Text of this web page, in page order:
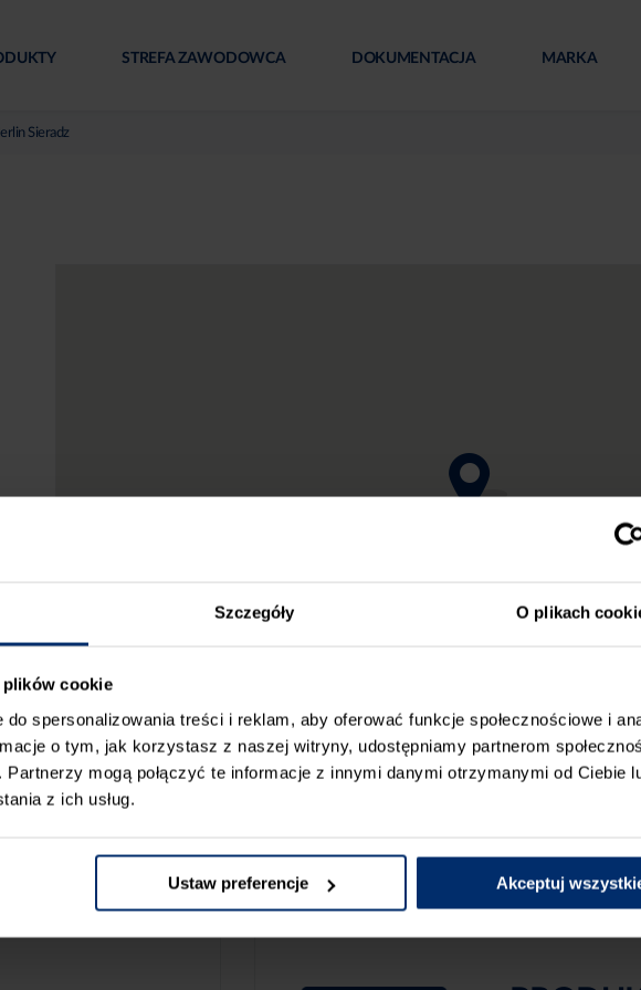
Szczegóły O plikach
cookie
spersonalizowania treści i reklam, aby oferować funkcje społecznościowe i
o tym, jak korzystasz z naszej witryny, udostępniamy partnerom
mogą połączyć te informacje z innymi danymi otrzymanymi od Ciebie
z ich usług.
Ustaw preferencje Akceptuj
STREFA ZAWODOWCA DOKUMENTACJA MARKA
Sieradz